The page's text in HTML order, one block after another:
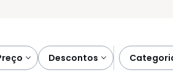
preço descontos